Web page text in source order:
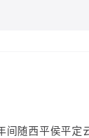
间随西平侯平定